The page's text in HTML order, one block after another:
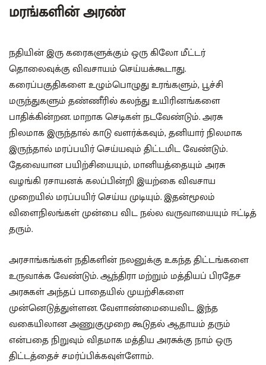
மரங்களின் அரண்
நதியின் இரு கரைகளுக்கும் ஒரு கிலோ மீட்டர்
தொலைவுக்கு விவசாயம் செய்யக்கூடாது.
கரைப்பகுதிகளை உழும்பொழுது உரங்களும், பூச்சி
மருந்துகளும் தண்ணீரில் கலந்து உயிரினங்களை
பாதிக்கின்றன. மாறாக செடிகள் நடவேண்டும். அரசு
நிலமாக இருந்தால் காடு வளர்க்கவும், தனியார் நிலமாக
இருந்தால் மரப்பயிர் செய்யவும் திட்டமிட வேண்டும்.
தேவையான பயிற்சியையும், மானியத்தையும் அரசு
வழங்கி ரசாயனக் கலப்பின்றி இயற்கை விவசாய
முறையில் மரப்பயிர் செய்ய முடியும். இதன்மூலம்
விளைநிலங்கள் முன்பை விட நல்ல வருவாயையும் ஈட்டித்
தரும்.
அரசாங்கங்கள் நதிகளின் நலனுக்கு உகந்த திட்டங்களை
உருவாக்க வேண்டும். ஆந்திரா மற்றும் மத்தியப் பிரதேச
அரசுகள் அந்தப் பாதையில் முயற்சிகளை
முன்னெடுத்துள்ளன. வேளாண்மையைவிட இந்த
வகையிலான அணுகுமுறை கூடுதல் ஆதாயம் தரும்
என்பதை நிறுவும் விதமாக மத்திய அரசுக்கு நாம் ஒரு
திட்டத்தைச் சமர்ப்பிக்கவுள்ளோம்.